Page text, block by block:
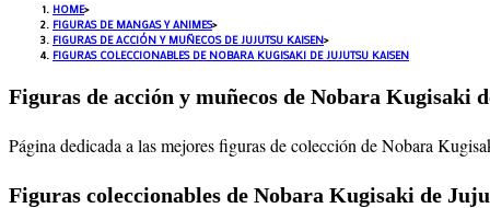
HOME>
FIGURAS DE MANGAS Y ANIMES>
FIGURAS DE ACCIÓN Y MUÑECOS DE JUJUTSU KAISEN>
FIGURAS COLECCIONABLES DE NOBARA KUGISAKI DE JUJUTSU KAISEN
Figuras de acción y muñecos de Nobara Kugisaki
Página dedicada a las mejores figuras de colección de Nobara
Figuras coleccionables de Nobara Kugisaki de